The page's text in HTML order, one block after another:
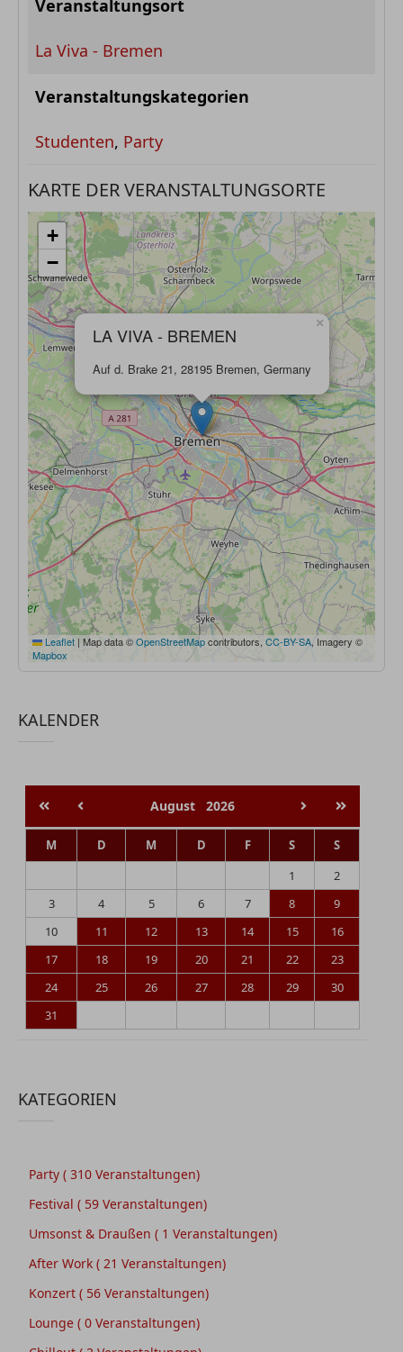
Veranstaltungsort
La Viva - Bremen
Veranstaltungskategorien
Studenten, Party
KARTE DER VERANSTALTUNGSORTE
LA VIVA - BREMEN
Auf d. Brake 21, 28195 Bremen, Germany
×
+
−
Leaflet | Map data ©OpenStreetMapcontributors, CC-BY-SA, Imagery ©
Mapbox
KALENDER
August 2026
M D M D F S
S
1
2
3
4 5 6 7 8
9
10
11 12 13 14 15
16
17
18 19 20 21 22
23
24
25 26 27 28 29
30
31
KATEGORIEN
Party ( 310 Veranstaltungen)
Festival ( 59 Veranstaltungen)
Umsonst & Draußen ( 1 Veranstaltungen)
After Work ( 21 Veranstaltungen)
Konzert ( 56 Veranstaltungen)
Lounge ( 0 Veranstaltungen)